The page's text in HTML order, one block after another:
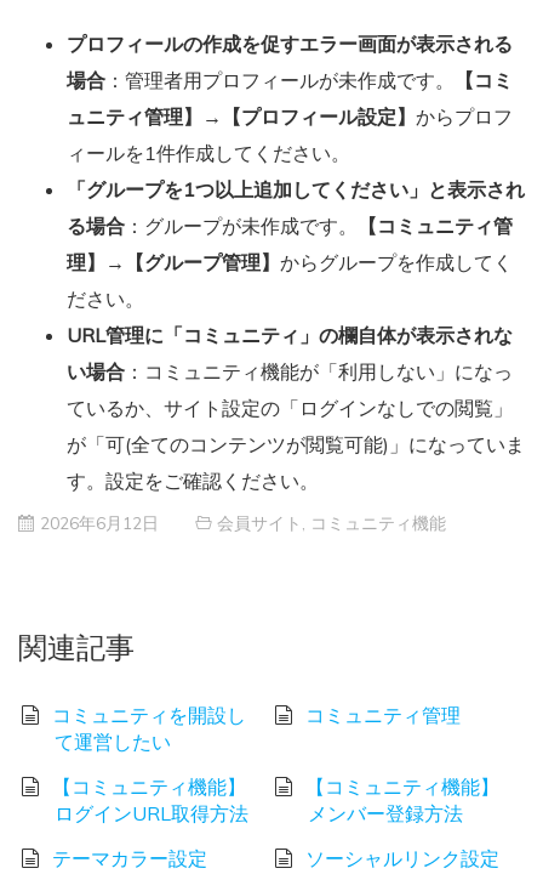
プロフィールの作成を促すエラー画面が表示される
場合 ：管理者用プロフィールが未作成です。
【コミ
ュニティ管理】
→ 【プロフィール設定】 からプロフ
ィールを1件作成してください。
「グループを1つ以上追加してください」と表示され
る場合 ：グループが未作成です。
【コミュニティ管
理】
→ 【グループ管理】 からグループを作成してく
ださい。
URL管理に「コミュニティ」の欄自体が表示されな
い場合 ：コミュニティ機能が「利用しない」になっ
ているか、サイト設定の「ログインなしでの閲覧」
が「可(全てのコンテンツが閲覧可能)」になっていま
す。設定をご確認ください。
2026年6月12日 会員サイト コミュニティ機能
関連記事
コミュニティを開設し
て運営したい
コミュニティ管理
【コミュニティ機能】
ログインURL取得方法
【コミュニティ機能】
メンバー登録方法
テーマカラー設定
ソーシャルリンク設定